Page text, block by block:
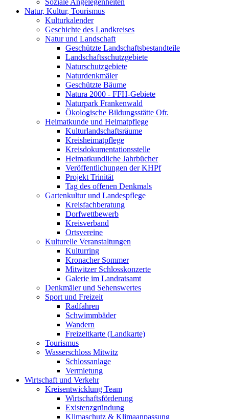
Soziale Angelegenheiten
Natur, Kultur, Tourismus
Kulturkalender
Geschichte des Landkreises
Natur und Landschaft
Geschützte Landschaftsbestandteile
Landschaftsschutzgebiete
Naturschutzgebiete
Naturdenkmäler
Geschützte Bäume
Natura 2000 - FFH-Gebiete
Naturpark Frankenwald
Ökologische Bildungsstätte Ofr.
Heimatkunde und Heimatpflege
Kulturlandschaftsräume
Kreisheimatpflege
Kreisdokumentationsstelle
Heimatkundliche Jahrbücher
Veröffentlichungen der KHPf
Projekt Trinität
Tag des offenen Denkmals
Gartenkultur und Landespflege
Kreisfachberatung
Dorfwettbewerb
Kreisverband
Ortsvereine
Kulturelle Veranstaltungen
Kulturring
Kronacher Sommer
Mitwitzer Schlosskonzerte
Galerie im Landratsamt
Denkmäler und Sehenswertes
Sport und Freizeit
Radfahren
Schwimmbäder
Wandern
Freizeitkarte (Landkarte)
Tourismus
Wasserschloss Mitwitz
Schlossanlage
Vermietung
Wirtschaft und Verkehr
Kreisentwicklung Team
Wirtschaftsförderung
Existenzgründung
Klimaschutz & Klimaanpassung